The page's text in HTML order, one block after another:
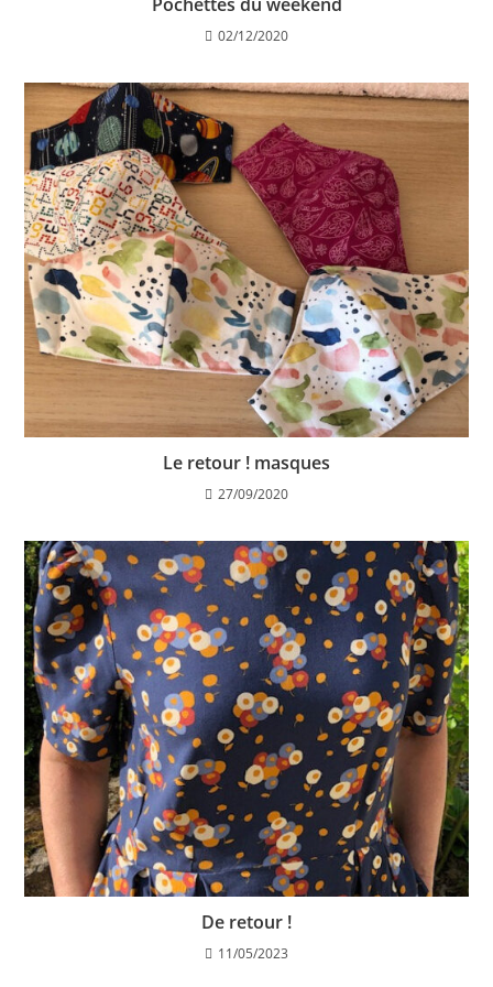
02/12/2020
Le retour ! masques
27/09/2020
De retour !
11/05/2023